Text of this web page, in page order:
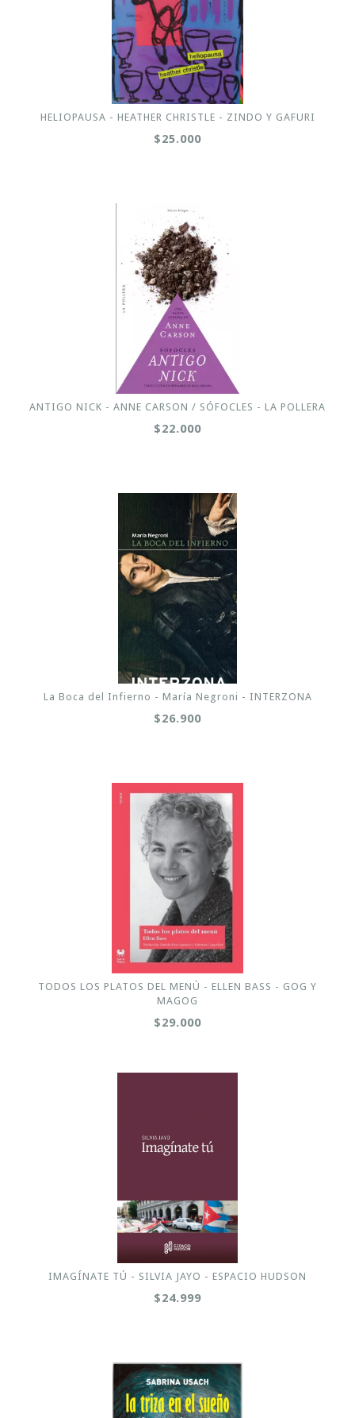
HELIOPAUSA - HEATHER CHRISTLE - ZINDO Y GAFURI
$25.000
ANTIGO NICK - ANNE CARSON / SÓFOCLES - LA POLLERA
$22.000
La Boca del Infierno - María Negroni - INTERZONA
$26.900
TODOS LOS PLATOS DEL MENÚ - ELLEN BASS - GOG Y
MAGOG
$29.000
IMAGÍNATE TÚ - SILVIA JAYO - ESPACIO HUDSON
$24.999